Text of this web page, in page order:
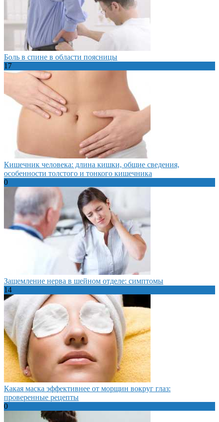
Боль в спине в области поясницы
17
Кишечник человека: длина кишки, общие сведения,
особенности толстого и тонкого кишечника
0
Защемление нерва в шейном отделе: симптомы
14
Какая маска эффективнее от морщин вокруг глаз:
проверенные рецепты
0